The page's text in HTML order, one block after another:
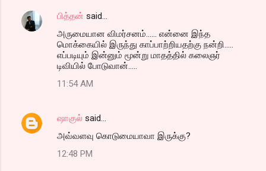
பித்தன் said…
அருமையான விமர்சனம்...... என்னை இந்த
மொக்கையில் இருந்து காப்பாற்றியதற்கு நன்றி.....
எப்படியும் இன்னும் மூன்று மாதத்தில் கலைஞர்
டிவியில் போடுவான்.....
11:54 AM
ஷாகுல் said…
அவ்வளவு கொடுமையாவா இருக்கு?
12:48 PM